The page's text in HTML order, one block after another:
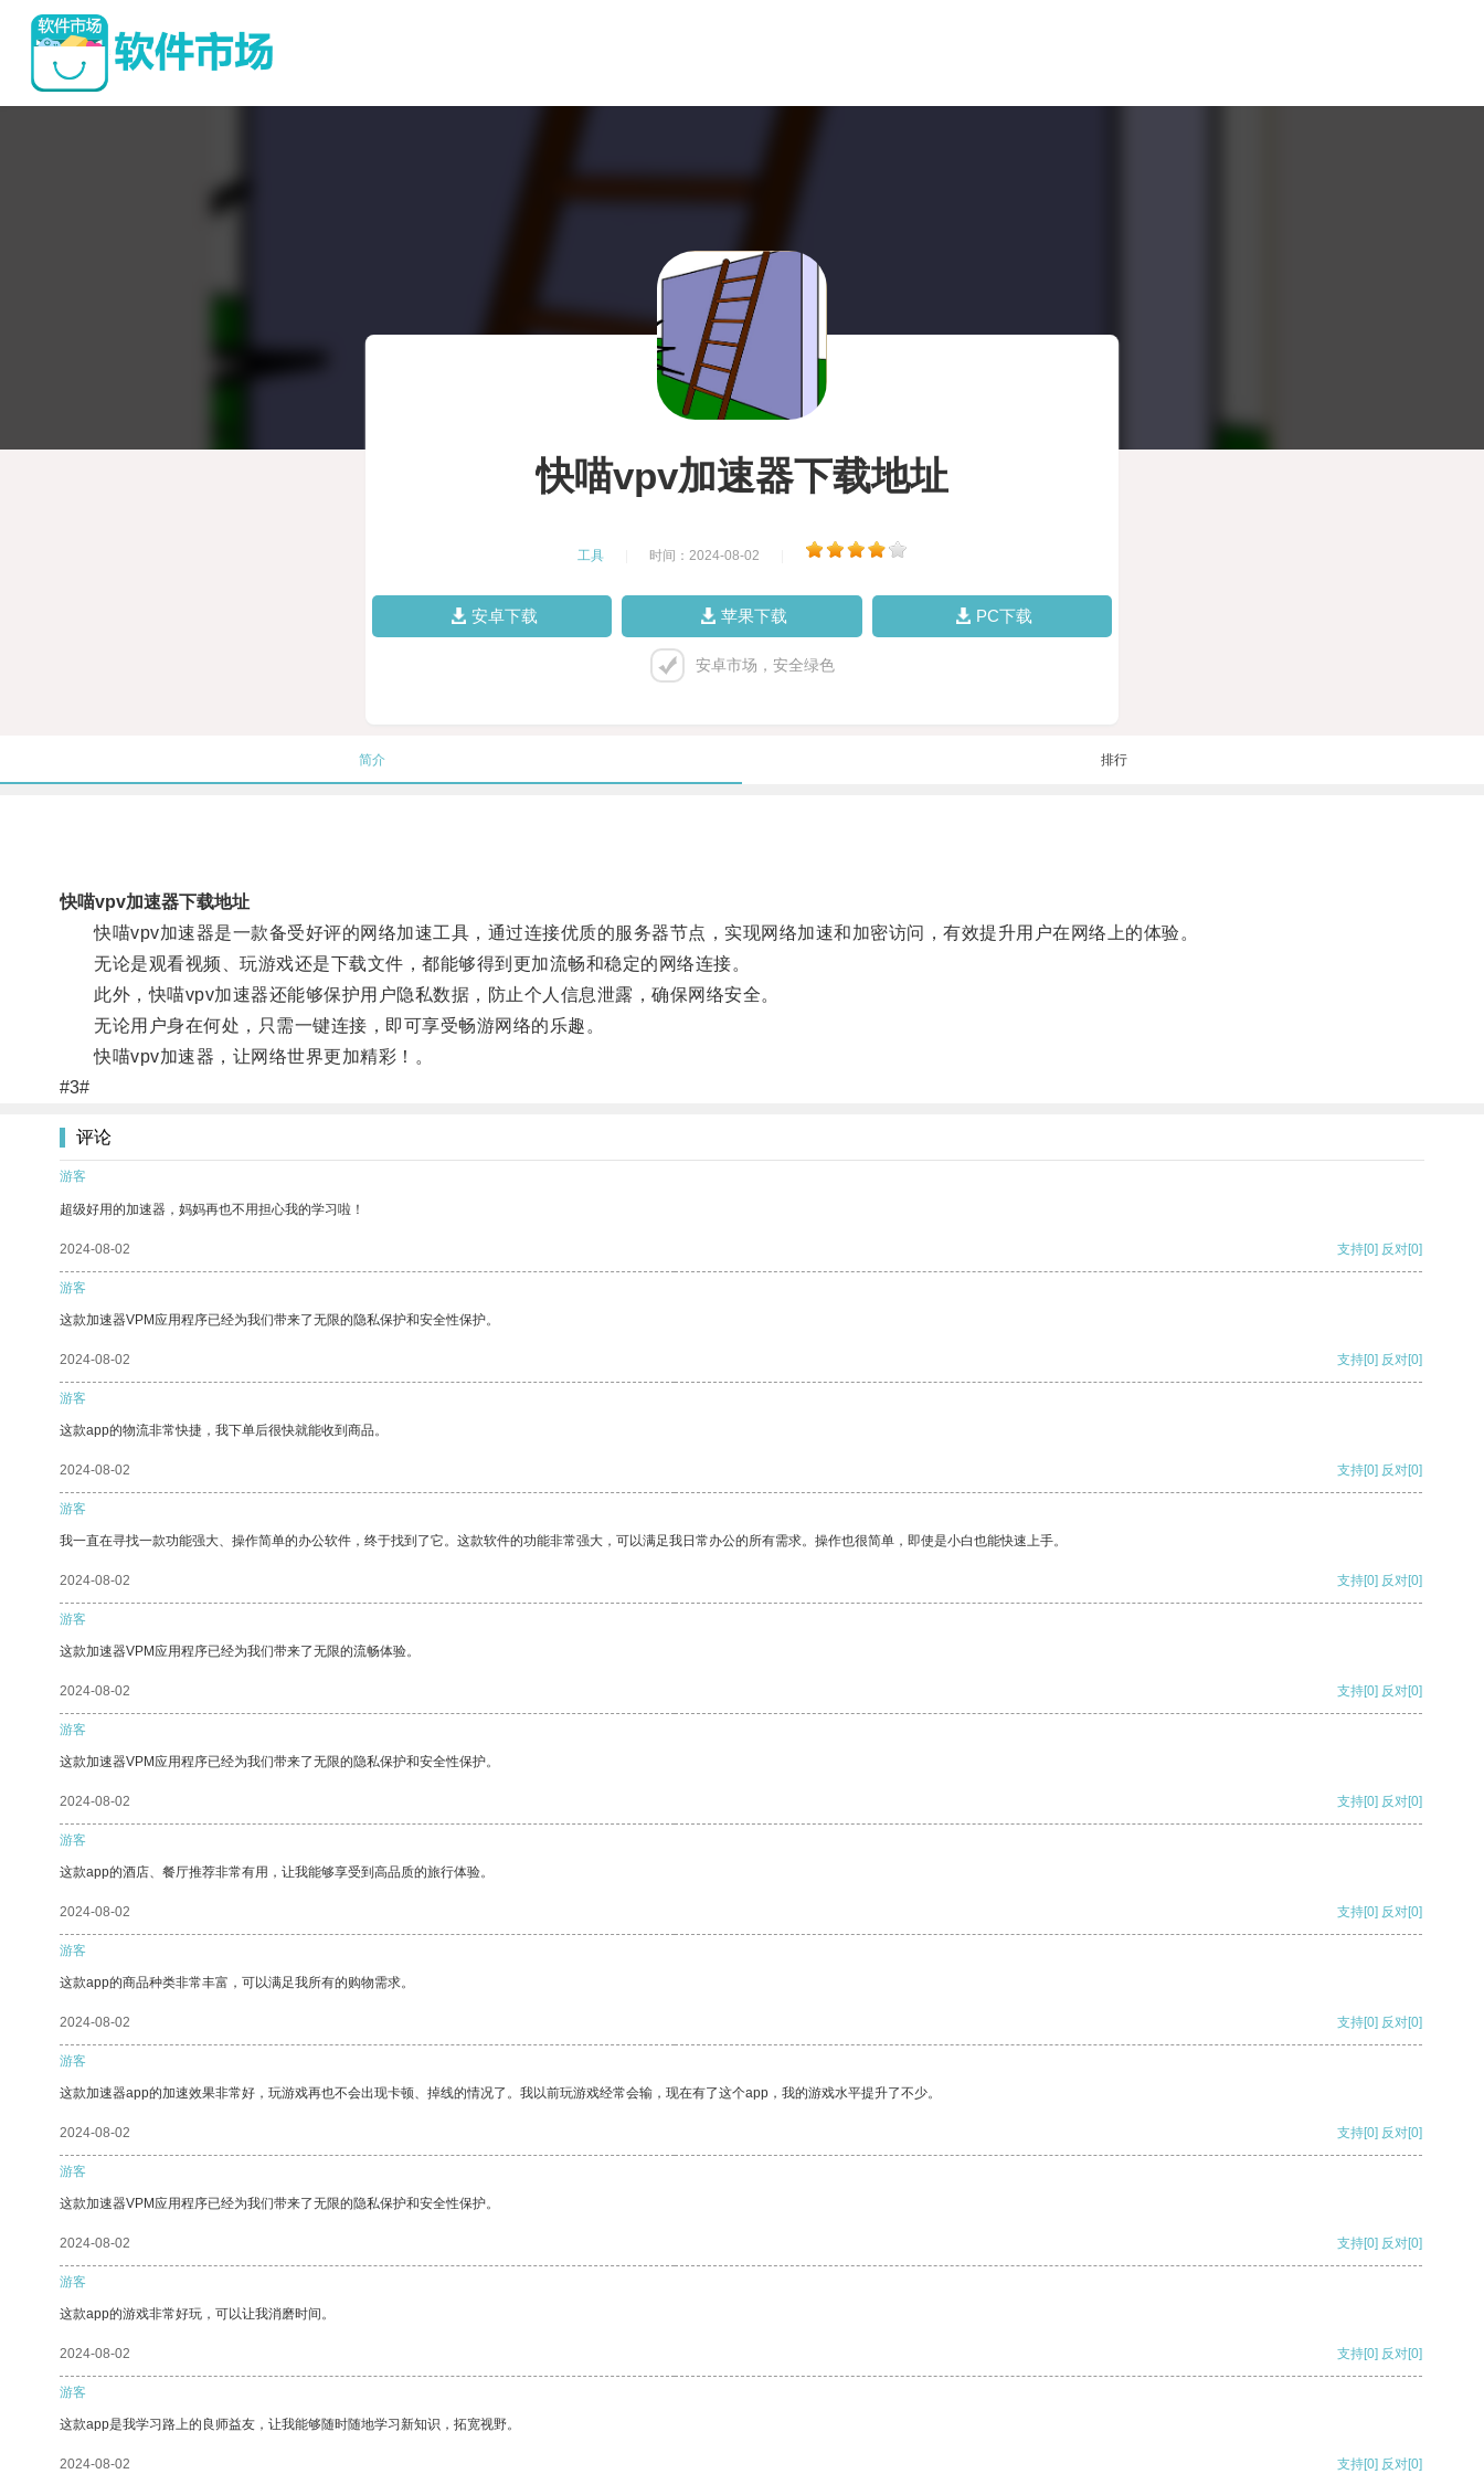
快喵vpv加速器下载地址
工具 时间：2024-08-02
安卓下载 苹果下载 PC下载
安卓市场，安全绿色
简介 排行
快喵vpv加速器下载地址
快喵vpv加速器是一款备受好评的网络加速工具，通过连接优质的服务器节点，实现网络加速和加密访问，有效提升用户在网络上的体验。
无论是观看视频、玩游戏还是下载文件，都能够得到更加流畅和稳定的网络连接。
此外，快喵vpv加速器还能够保护用户隐私数据，防止个人信息泄露，确保网络安全。
无论用户身在何处，只需一键连接，即可享受畅游网络的乐趣。
快喵vpv加速器，让网络世界更加精彩！。
#3#
评论
游客
超级好用的加速器，妈妈再也不用担心我的学习啦！
2024-08-02 支持[0] 反对[0]
游客
这款加速器VPM应用程序已经为我们带来了无限的隐私保护和安全性保护。
2024-08-02 支持[0] 反对[0]
游客
这款app的物流非常快捷，我下单后很快就能收到商品。
2024-08-02 支持[0] 反对[0]
游客
我一直在寻找一款功能强大、操作简单的办公软件，终于找到了它。这款软件的功能非常强大，可以满足我日常办公的所有需求。操作也很简单，即使是小白也能快速上手。
2024-08-02 支持[0] 反对[0]
游客
这款加速器VPM应用程序已经为我们带来了无限的流畅体验。
2024-08-02 支持[0] 反对[0]
游客
这款加速器VPM应用程序已经为我们带来了无限的隐私保护和安全性保护。
2024-08-02 支持[0] 反对[0]
游客
这款app的酒店、餐厅推荐非常有用，让我能够享受到高品质的旅行体验。
2024-08-02 支持[0] 反对[0]
游客
这款app的商品种类非常丰富，可以满足我所有的购物需求。
2024-08-02 支持[0] 反对[0]
游客
这款加速器app的加速效果非常好，玩游戏再也不会出现卡顿、掉线的情况了。我以前玩游戏经常会输，现在有了这个app，我的游戏水平提升了不少。
2024-08-02 支持[0] 反对[0]
游客
这款加速器VPM应用程序已经为我们带来了无限的隐私保护和安全性保护。
2024-08-02 支持[0] 反对[0]
游客
这款app的游戏非常好玩，可以让我消磨时间。
2024-08-02 支持[0] 反对[0]
游客
这款app是我学习路上的良师益友，让我能够随时随地学习新知识，拓宽视野。
2024-08-02 支持[0] 反对[0]